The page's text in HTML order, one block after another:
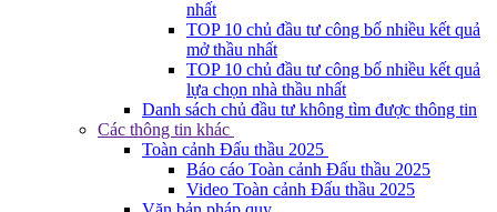
nhất
TOP 10 chủ đầu tư công bố nhiều kết quả
mở thầu nhất
TOP 10 chủ đầu tư công bố nhiều kết quả
lựa chọn nhà thầu nhất
Danh sách chủ đầu tư không tìm được thông tin
Các thông tin khác
Toàn cảnh Đấu thầu 2025
Báo cáo Toàn cảnh Đấu thầu 2025
Video Toàn cảnh Đấu thầu 2025